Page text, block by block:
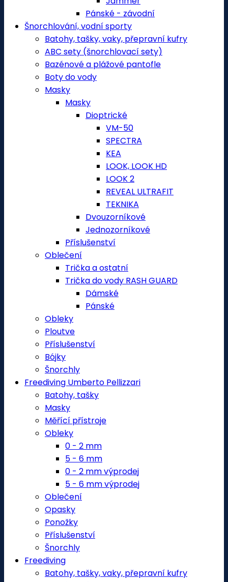
Pánské - závodní
Šnorchlování, vodní sporty
Batohy, tašky, vaky, přepravní kufry
ABC sety (šnorchlovací sety)
Bazénové a plážové pantofle
Boty do vody
Masky
Masky
Dioptrické
VM-50
SPECTRA
KEA
LOOK, LOOK HD
LOOK 2
REVEAL ULTRAFIT
TEKNIKA
Dvouzorníkové
Jednozorníkové
Příslušenství
Oblečení
Trička a ostatní
Trička do vody RASH GUARD
Dámské
Pánské
Obleky
Ploutve
Příslušenství
Bójky
Šnorchly
Freediving Umberto Pellizzari
Batohy, tašky
Masky
Měřící přístroje
Obleky
0 - 2 mm
5 - 6 mm
0 - 2 mm výprodej
5 - 6 mm výprodej
Oblečení
Opasky
Ponožky
Příslušenství
Šnorchly
Freediving
Batohy, tašky, vaky, přepravní kufry